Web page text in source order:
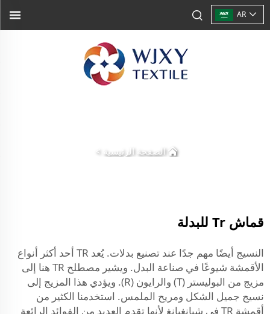
AR
الصفحة الرئيسية >
قماش Tr للبدلة
النسيج أيضًا مهم جدًا عند تصنيع بدلات. يُعد TR أحد أكثر أنواع
الأقمشة شيوعًا في صناعة البدل. ويشير مصطلح TR هنا إلى
مزيج من البوليستر (T) والرايون (R). ويؤدي هذا المزيج إلى
نسيج جميل الشكل ومريح الملمس. استخدمنا الكثير من
أقمشة TR في شيانغيانغ لأنها تقدم العديد من الفوائد الرائعة